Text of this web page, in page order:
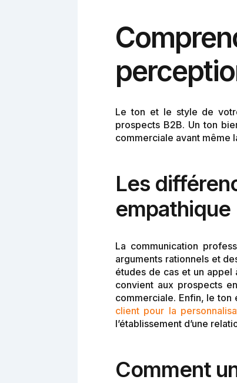
Le ton et le style de
prospects B2B. Un ton
commerciale avant même
Les
empathique
La communication
arguments rationnels et
études de cas et un appel
convient aux prospects
commerciale. Enfin, le ton
client pour la
l’établissement d’une
Comment